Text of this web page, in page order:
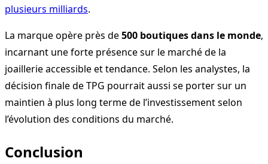
plusieurs milliards.
La marque opère près de500 boutiques dans le monde,
incarnant une forte présence sur le marché de la
joaillerie accessible et tendance. Selon les analystes, la
décision finale de TPG pourrait aussi se porter sur un
maintien à plus long terme de l’investissement selon
l’évolution des conditions du marché.
Conclusion